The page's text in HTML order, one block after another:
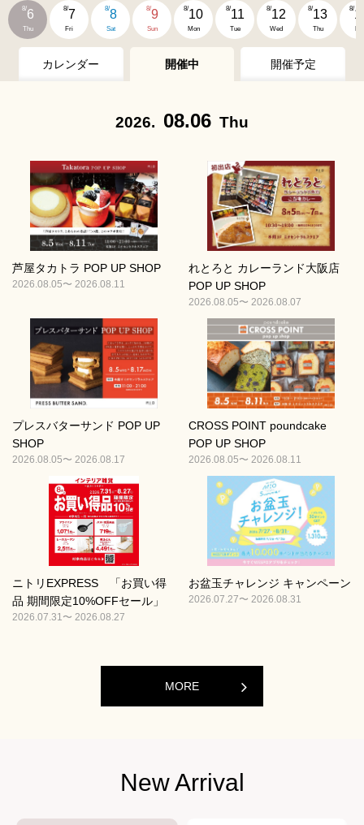
8/6
Thu
8/7
Fri
8/8
Sat
8/9
Sun
8/10
Mon
8/11
Tue
8/12
Wed
8/13
Thu
8/
カレンダー 開催中 開催予定
2026. 08.06 Thu
芦屋タカトラ POP UP SHOP
2026.08.05〜 2026.08.11
れとろと カレーランド大阪店
POP UP SHOP
2026.08.05〜 2026.08.07
プレスバターサンド POP UP
SHOP
2026.08.05〜 2026.08.17
CROSS POINT poundcake
POP UP SHOP
2026.08.05〜 2026.08.11
ニトリEXPRESS 「お買い得
品 期間限定10%OFFセール」
2026.07.31〜 2026.08.27
お盆玉チャレンジ キャンペーン
2026.07.27〜 2026.08.31
MORE
New Arrival